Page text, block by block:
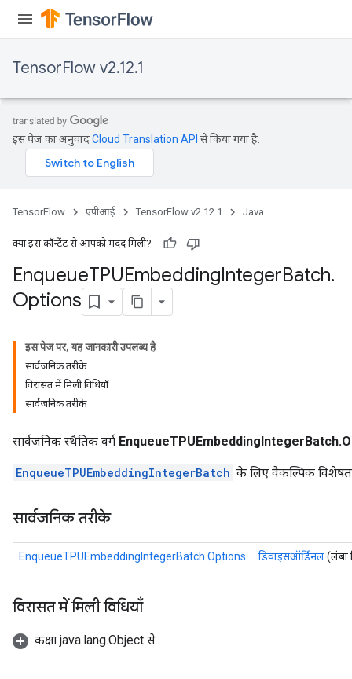
TensorFlow v2.12.1
इस पेज का अनुवादCloud Translation API से किया गया है.
TensorFlow एपीआई TensorFlow v2.12.1 Java
क्या इस कॉन्टेंट से आपको मदद मिली?
EnqueueTPUEmbeddingIntegerBatch.
Options
इस पेज पर, यह जानकारी उपलब्ध है
सार्वजनिक तरीके
विरासत में मिली विधियाँ
सार्वजनिक तरीके
सार्वजनिक स्थैतिक वर्ग
EnqueueTPUEmbeddingIntegerBatch के लिए वैकल्पिक
सार्वजनिक तरीके
EnqueueTPUEmbeddingIntegerBatch.Options डिवाइसऑर्डिनल(लंबा
विरासत में मिली विधियाँ
कक्षा java.lang.Object से